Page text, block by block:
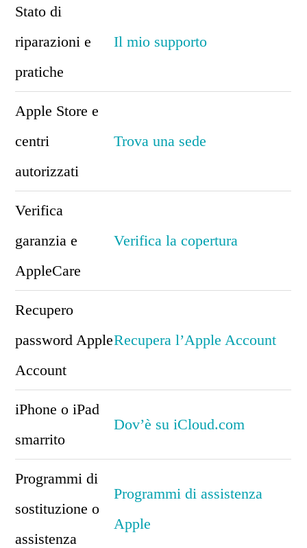
Stato di
riparazioni e
pratiche
Il mio supporto
Apple Store e
centri
autorizzati
Trova una sede
Verifica
garanzia e
AppleCare
Verifica la copertura
Recupero
password Apple
Account
Recupera l’Apple Account
iPhone o iPad
smarrito
Dov’è su iCloud.com
Programmi di
sostituzione o
assistenza
Programmi di assistenza
Apple